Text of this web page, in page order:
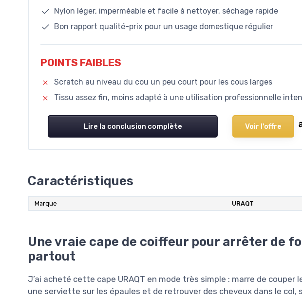
Nylon léger, imperméable et facile à nettoyer, séchage rapide
Bon rapport qualité-prix pour un usage domestique régulier
POINTS FAIBLES
Scratch au niveau du cou un peu court pour les cous larges
Tissu assez fin, moins adapté à une utilisation professionnelle
Lire la conclusion complète Voir l'offre
Caractéristiques
Marque URAQT
Une vraie cape de coiffeur pour arrêter de
partout
J’ai acheté cette cape URAQT en mode très simple : marre de couper
une serviette sur les épaules et de retrouver des cheveux dans le col,